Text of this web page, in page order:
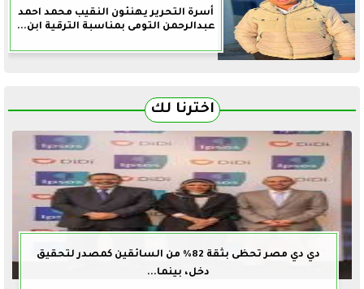
أسرة التحرير يهنئون النقيب محمد احمد
عبدالرحمن التومى بمناسبة الترقية ابن...
اخترنا لك
دي دي مصر تحظى بثقة 82% من السائقين كمصدر لتحقيق
دخل، بينما...